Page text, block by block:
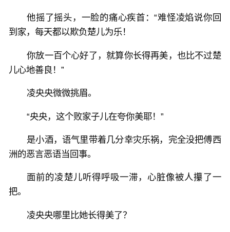
他摇了摇头，一脸的痛心疾首：“难怪凌焰说你回
到家，每天都以欺负楚儿为乐！
你放一百个心好了，就算你长得再美，也比不过楚
儿心地善良！”
凌央央微微挑眉。
“央央，这个败家子儿在夸你美耶！”
是小酒，语气里带着几分幸灾乐祸，完全没把傅西
洲的恶言恶语当回事。
面前的凌楚儿听得呼吸一滞，心脏像被人攥了一
把。
凌央央哪里比她长得美了？